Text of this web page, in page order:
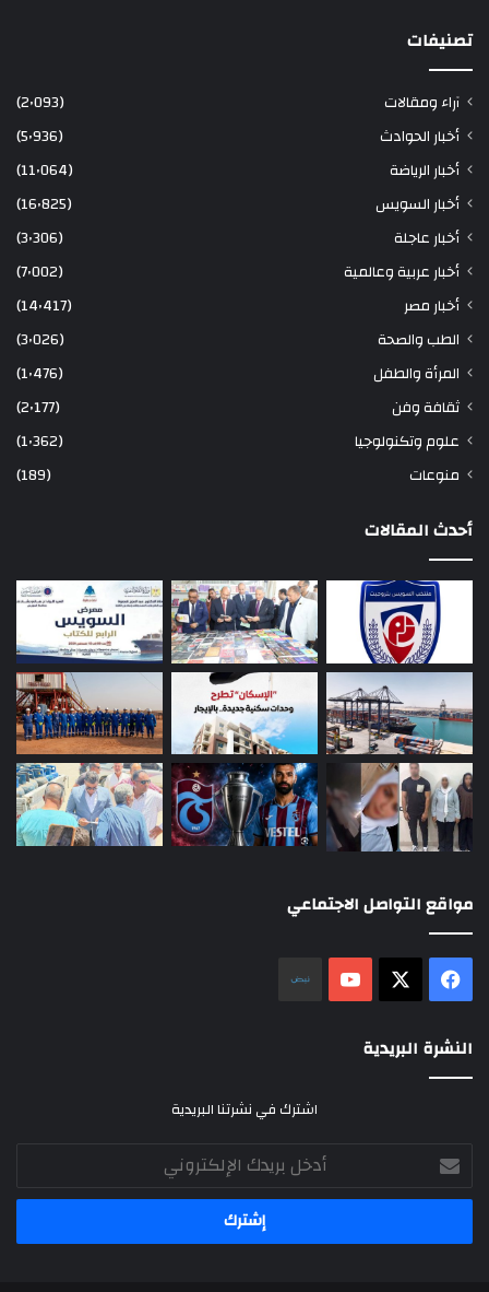
تصنيفات
آراء ومقالات
(2٬093)
أخبار الحوادث
(5٬936)
أخبار الرياضة
(11٬064)
أخبار السويس
(16٬825)
أخبار عاجلة
(3٬306)
أخبار عربية وعالمية
(7٬002)
أخبار مصر
(14٬417)
الطب والصحة
(3٬026)
المرأة والطفل
(1٬476)
ثقافة وفن
(2٬177)
علوم وتكنولوجيا
(1٬362)
منوعات
(189)
أحدث المقالات
مواقع التواصل الاجتماعي
فيسبوك ‫YouTube
النشرة البريدية
اشترك في نشرتنا البريدية
أدخل
بريدك
الإلكتروني